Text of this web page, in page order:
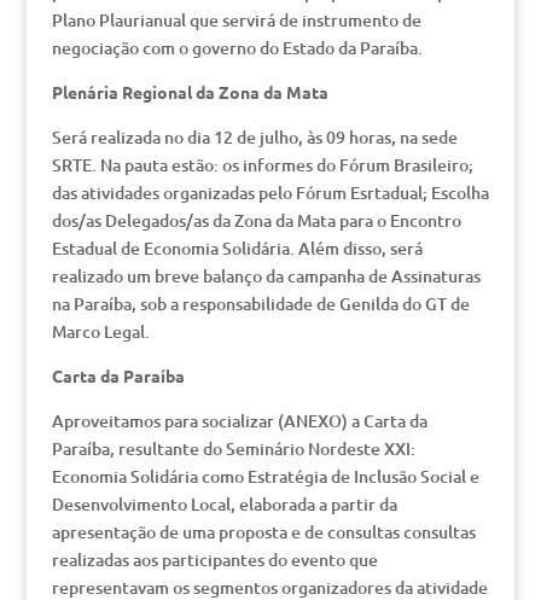
Plano Plaurianual que servirá de instrumento de
negociação com o governo do Estado da Paraíba.
Plenária Regional da Zona da Mata
Será realizada no dia 12 de julho, às 09 horas, na sede
SRTE. Na pauta estão: os informes do Fórum Brasileiro;
das atividades organizadas pelo Fórum Esrtadual; Escolha
dos/as Delegados/as da Zona da Mata para o Encontro
Estadual de Economia Solidária. Além disso, será
realizado um breve balanço da campanha de Assinaturas
na Paraíba, sob a responsabilidade de Genilda do GT de
Marco Legal.
Carta da Paraíba
Aproveitamos para socializar (ANEXO) a Carta da
Paraíba, resultante do Seminário Nordeste XXI:
Economia Solidária como Estratégia de Inclusão Social e
Desenvolvimento Local, elaborada a partir da
apresentação de uma proposta e de consultas consultas
realizadas aos participantes do evento que
representavam os segmentos organizadores da atividade